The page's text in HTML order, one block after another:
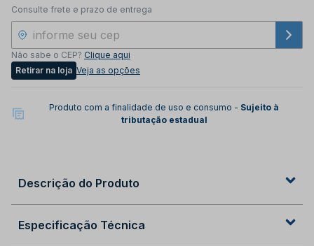
Consulte frete e prazo de entrega
Não sabe o CEP? Clique aqui
Retirar na loja Veja as opções
Produto com a finalidade de uso e consumo - Sujeito à
tributação estadual
Descrição do Produto
Especificação Técnica